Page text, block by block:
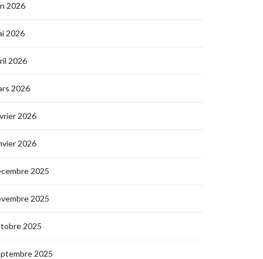
2026
2026
2026
2026
2026
2026
2025
2025
2025
2025